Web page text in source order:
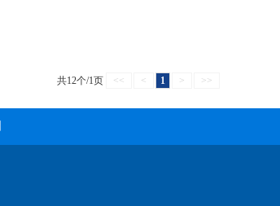
共12个/1页 << < 1 > >>